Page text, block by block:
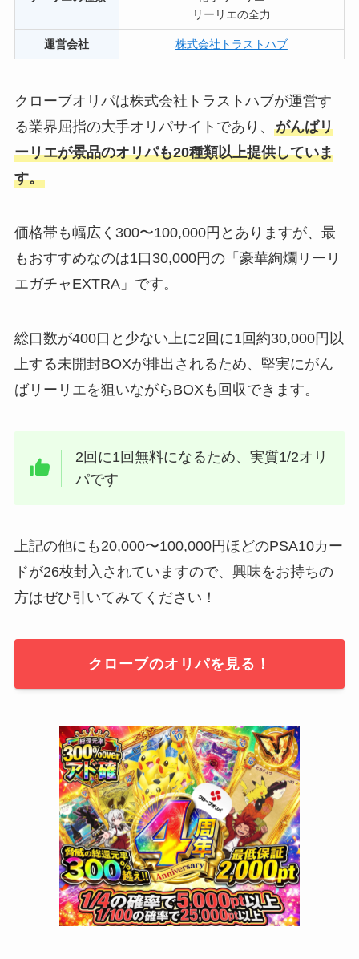
リーリエの全力
運営会社 株式会社トラストハブ
クローブオリパは株式会社トラストハブが運営す
る業界屈指の大手オリパサイトであり、 がんばリ
ーリエが景品のオリパも20種類以上提供していま
す。
価格帯も幅広く300〜100,000円とありますが、最
もおすすめなのは1口30,000円の「豪華絢爛リーリ
エガチャEXTRA」です。
総口数が400口と少ない上に2回に1回約30,000円以
上する未開封BOXが排出されるため、堅実にがん
ばリーリエを狙いながらBOXも回収できます。
2回に1回無料になるため、実質1/2オリ
パです
上記の他にも20,000〜100,000円ほどのPSA10カー
ドが26枚封入されていますので、興味をお持ちの
方はぜひ引いてみてください！
クローブのオリパを見る！